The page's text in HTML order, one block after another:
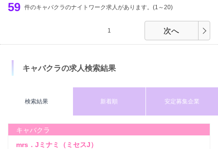
募集年齢
体入時給
円以上
59 件のキャバクラのナイトワーク求人があります。(1～20)
1 次へ
キャバクラの求人検索結果
検索結果 新着順 安定募集企業
キャバクラ
mrs．Jミナミ（ミセスJ）